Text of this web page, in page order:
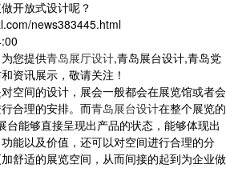
开放式设计呢？
news383445.html
您提供青岛展厅设计,青岛展台设计,青岛党
资讯展示，敬请关注！
空间的设计，展会一般都会在展览馆或者会
合理的安排。而青岛展台设计在整个展览的
台能够直接呈现出产品的状态，能够体现出
能以及价值，还可以对空间进行合理的分
舒适的展览空间，从而间接的起到为企业做